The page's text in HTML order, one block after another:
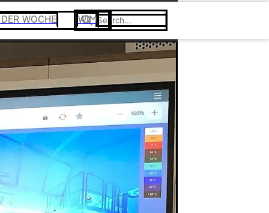
Search
term Search...
WOCHE WIM